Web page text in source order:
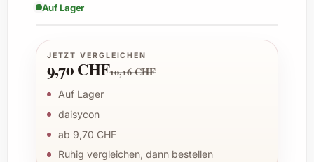
Auf Lager
JETZT VERGLEICHEN
9,70 CHF10,16 CHF
Auf Lager
daisycon
ab 9,70 CHF
Ruhig vergleichen, dann bestellen